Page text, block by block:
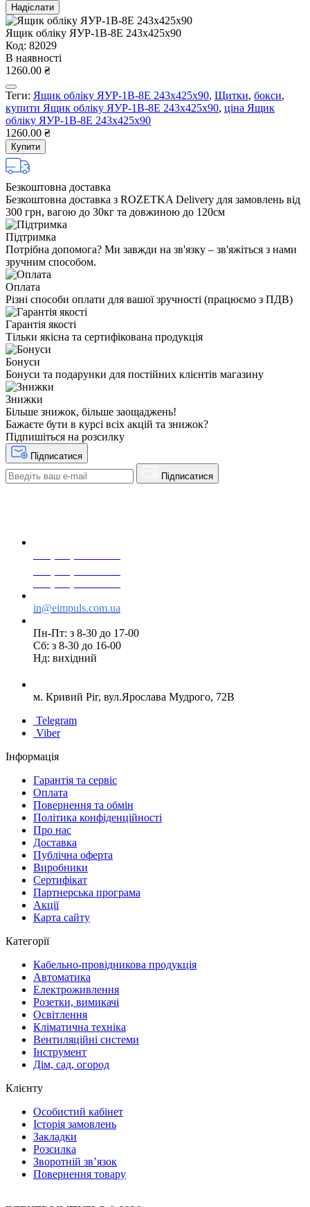
Надіслати
Ящик облiку ЯУР-1В-8Е 243х425х90
Код: 82029
В наявності
1260.00 ₴
Теги: Ящик облiку ЯУР-1В-8Е 243х425х90, Щитки, бокси,
купити Ящик облiку ЯУР-1В-8Е 243х425х90, ціна Ящик
облiку ЯУР-1В-8Е 243х425х90
1260.00 ₴
Купити
Безкоштовна доставка
Безкоштовна доставка з ROZETKA Delivery для замовлень від
300 грн, вагою до 30кг та довжиною до 120см
Підтримка
Потрібна допомога? Ми завжди на зв'язку – зв'яжіться з нами
зручним способом.
Оплата
Різні способи оплати для вашої зручності (працюємо з ПДВ)
Гарантія якості
Тільки якісна та сертифікована продукція
Бонуси
Бонуси та подарунки для постійних клієнтів магазину
Знижки
Більше знижок, більше заощаджень!
Бажаєте бути в курсі всіх акцій та знижок?
Підпишіться на розсилку
Підписатися
Підписатися
in@eimpuls.com.ua
Пн-Пт: з 8-30 до 17-00
Сб: з 8-30 до 16-00
Нд: вихідний
м. Кривий Ріг, вул.Ярослава Мудрого, 72В
Telegram
Viber
Інформація
Гарантія та сервіс
Оплата
Повернення та обмін
Політика конфіденційності
Про нас
Доставка
Публічна оферта
Виробники
Сертифікат
Партнерська програма
Акції
Карта сайту
Категорії
Кабельно-провідникова продукція
Автоматика
Електроживлення
Розетки, вимикачі
Освітлення
Кліматична техніка
Вентиляційні системи
Інструмент
Дім, сад, огород
Клієнту
Особистий кабінет
Історія замовлень
Закладки
Розсилка
Зворотній зв’язок
Повернення товару